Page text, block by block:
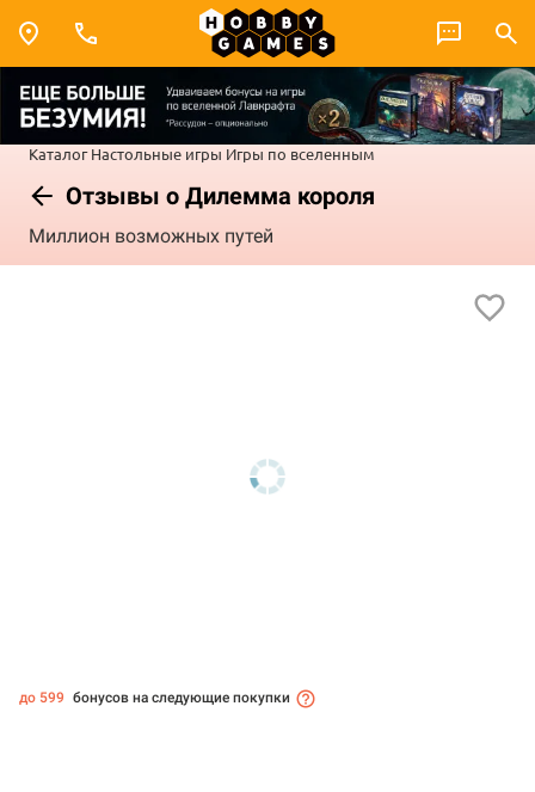
Каталог Настольные игры Игры по вселенным
Отзывы о Дилемма короля
Миллион возможных путей
до 599 бонусов на следующие покупки